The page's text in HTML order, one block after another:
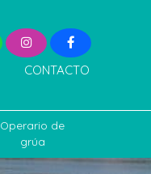
CONTACTO
Operario de
grúa